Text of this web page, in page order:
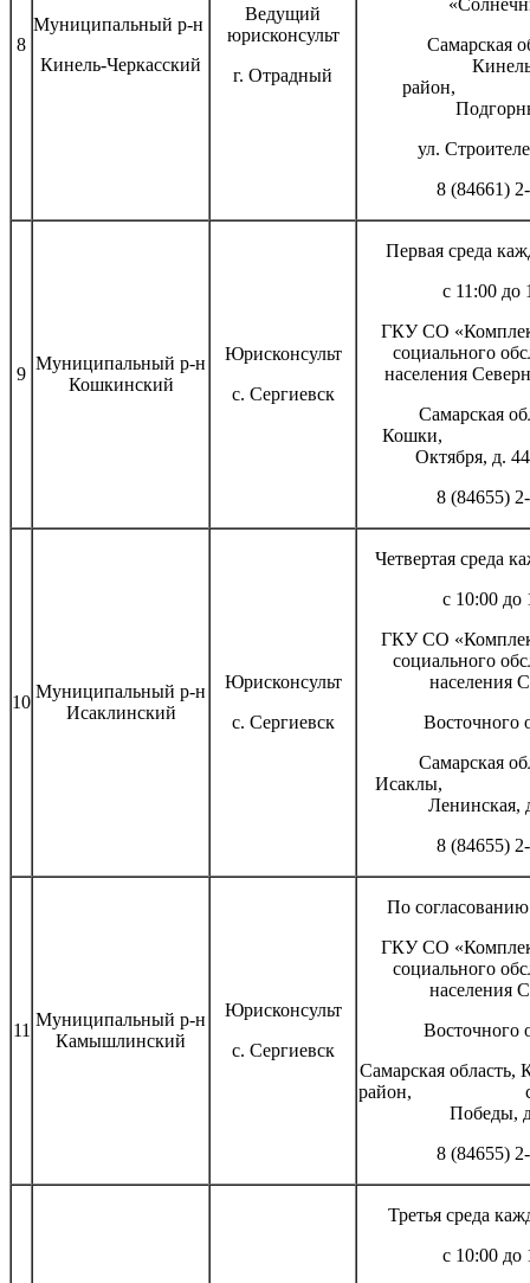
8
Муниципальный р-н
Кинель-Черкасский
Ведущий
юрисконсульт
г. Отрадный
Самарская
Кинель-
ул.
8 (84661)
9
Муниципальный р-н
Кошкинский
Юрисконсульт
с. Сергиевск
Первая среда
с 11:00 до
ГКУ СО
социального
населения
Самарская
Кошки,
8 (84655)
10
Муниципальный р-н
Исаклинский
Юрисконсульт
с. Сергиевск
Четвертая среда
с 10:00 до
ГКУ СО
социального
населения
Восточного
Самарская
Ленинская,
8 (84655)
11
Муниципальный р-н
Камышлинский
Юрисконсульт
с. Сергиевск
По согласованию
ГКУ СО
социального
населения
Восточного
Самарская
район, с.
Победы,
8 (84655)
Третья среда
с 10:00 до